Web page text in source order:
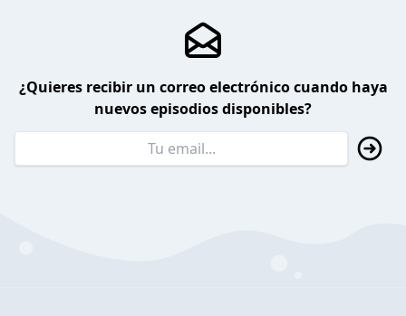
¿Quieres recibir un correo electrónico cuando haya
nuevos episodios disponibles?